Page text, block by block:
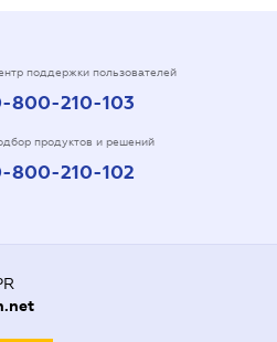
поддержки пользователей
800-210-103
продуктов и решений
800-210-102